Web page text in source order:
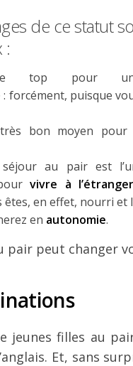
de ce statut
:
le top pour
: forcément, puisque
bon moyen pour
au pair est
vivre à
êtes, en effet, nourri et
en autonomie.
pair peut changer
jeunes filles au
Et, sans